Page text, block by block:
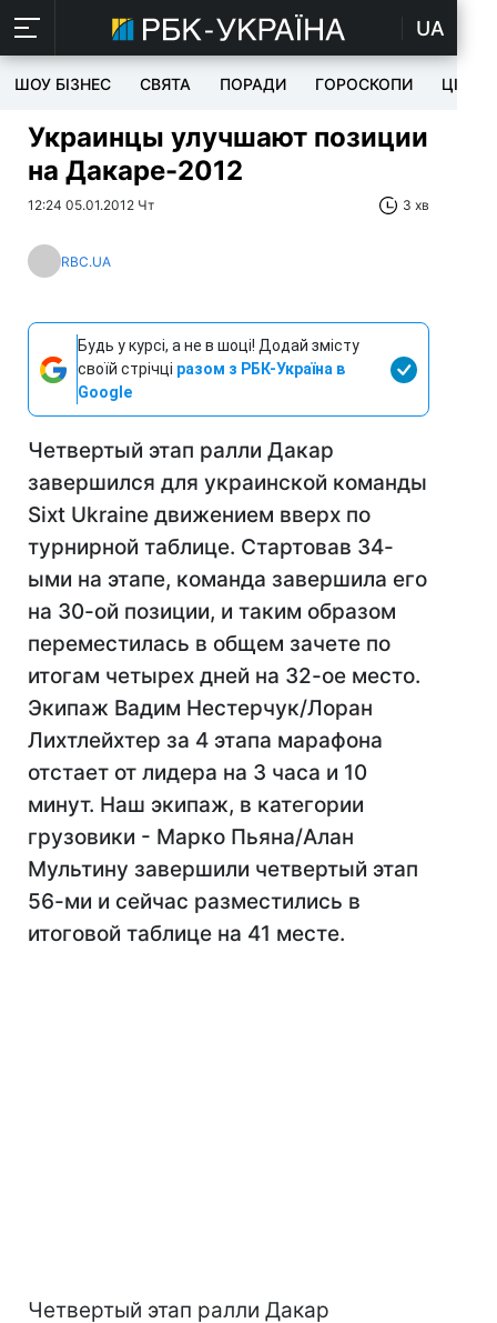
UA
ШОУ БІЗНЕС СВЯТА ПОРАДИ ГОРОСКОПИ ЦІКАВЕ
Украинцы улучшают позиции
на Дакаре-2012
12:24 05.01.2012 Чт 3 хв
RBC.UA
Будь у курсі, а не в шоці! Додай змісту
своїй стрічці разом з РБК-Україна в
Google
Четвертый этап ралли Дакар
завершился для украинской команды
Sixt Ukraine движением вверх по
турнирной таблице. Стартовав 34-
ыми на этапе, команда завершила его
на 30-ой позиции, и таким образом
переместилась в общем зачете по
итогам четырех дней на 32-ое место.
Экипаж Вадим Нестерчук/Лоран
Лихтлейхтер за 4 этапа марафона
отстает от лидера на 3 часа и 10
минут. Наш экипаж, в категории
грузовики - Марко Пьяна/Алан
Мультину завершили четвертый этап
56-ми и сейчас разместились в
итоговой таблице на 41 месте.
Четвертый этап ралли Дакар